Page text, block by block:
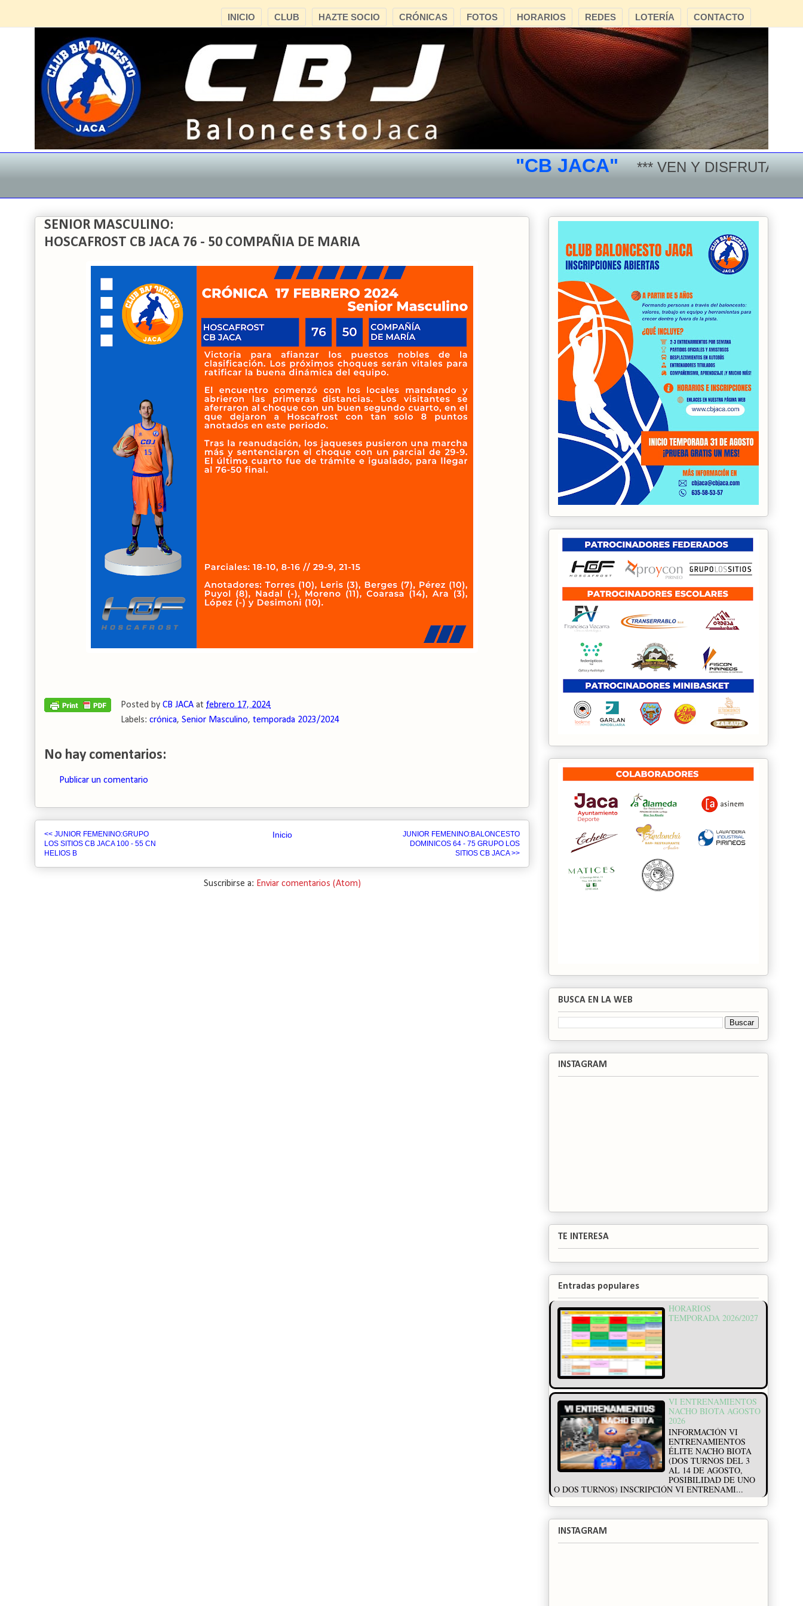
CONTACTO
LOTERÍA
REDES
HORARIOS
FOTOS
CRÓNICAS
HAZTE SOCIO
CLUB
INICIO
"CB JACA" *** VEN Y DISFRUTA DEL
SENIOR MASCULINO:
HOSCAFROST CB JACA 76 - 50 COMPAÑIA DE MARIA
Posted by CB JACA at febrero 17, 2024
Labels: crónica, Senior Masculino, temporada 2023/2024
No hay comentarios:
Publicar un comentario
<< JUNIOR FEMENINO:GRUPO
LOS SITIOS CB JACA 100 - 55 CN
HELIOS B
JUNIOR FEMENINO:BALONCESTO
DOMINICOS 64 - 75 GRUPO LOS
SITIOS CB JACA >>
Inicio
Suscribirse a: Enviar comentarios (Atom)
BUSCA EN LA WEB
INSTAGRAM
TE INTERESA
Entradas populares
HORARIOS
TEMPORADA 2026/2027
VI ENTRENAMIENTOS
NACHO BIOTA AGOSTO
2026
INFORMACIÓN VI
ENTRENAMIENTOS
ÉLITE NACHO BIOTA
(DOS TURNOS DEL 3
AL 14 DE AGOSTO,
POSIBILIDAD DE UNO
O DOS TURNOS) INSCRIPCIÓN VI ENTRENAMI...
INSTAGRAM